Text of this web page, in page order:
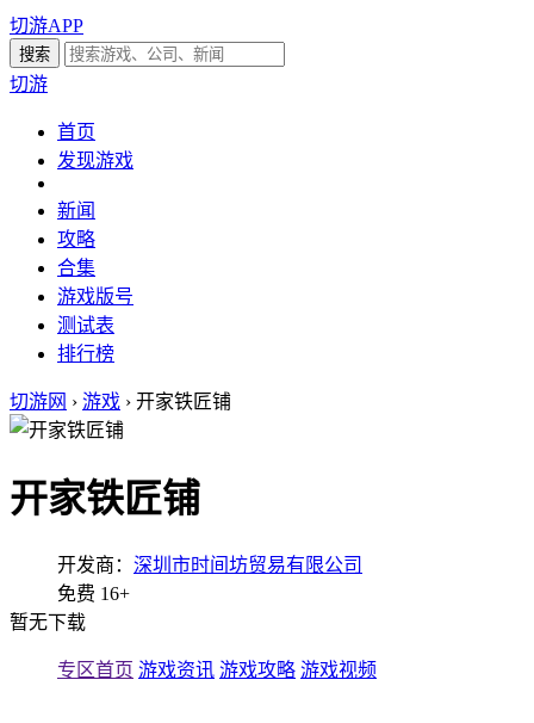
切游APP
切游
首页
发现游戏
新闻
攻略
合集
游戏版号
测试表
排行榜
切游网 › 游戏 › 开家铁匠铺
开家铁匠铺
开发商： 深圳市时间坊贸易有限公司
免费 16+
暂无下载
专区首页 游戏资讯 游戏攻略 游戏视频